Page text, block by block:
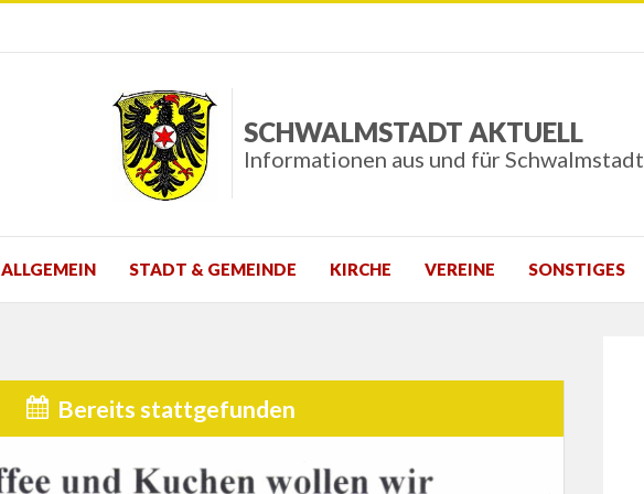
SCHWALMSTADT AKTUELL
Informationen aus und für Schwalmstadt
ALLGEMEIN STADT & GEMEINDE KIRCHE VEREINE SONSTIGES
Bereits stattgefunden